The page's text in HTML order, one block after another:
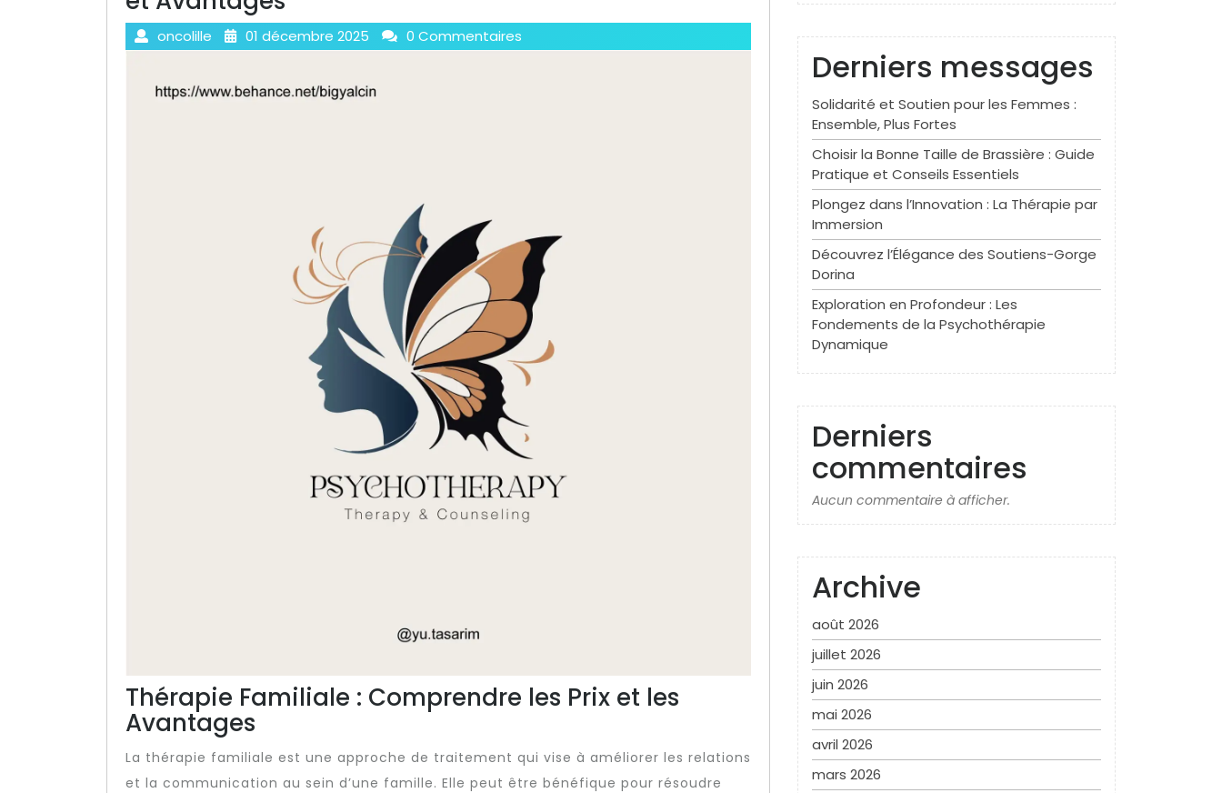
oncolille 01 décembre 2025 0 Commentaires
Thérapie Familiale : Comprendre les Prix et les
Avantages
La thérapie familiale est une approche de traitement qui vise à améliorer les relations
et la communication au sein d’une famille. Elle peut être bénéfique pour résoudre
Derniers messages
Solidarité et Soutien pour les Femmes :
Ensemble, Plus Fortes
Choisir la Bonne Taille de Brassière : Guide
Pratique et Conseils Essentiels
Plongez dans l’Innovation : La Thérapie par
Immersion
Découvrez l’Élégance des Soutiens-Gorge
Dorina
Exploration en Profondeur : Les
Fondements de la Psychothérapie
Dynamique
Derniers
commentaires
Aucun commentaire à afficher.
Archive
août 2026
juillet 2026
juin 2026
mai 2026
avril 2026
mars 2026